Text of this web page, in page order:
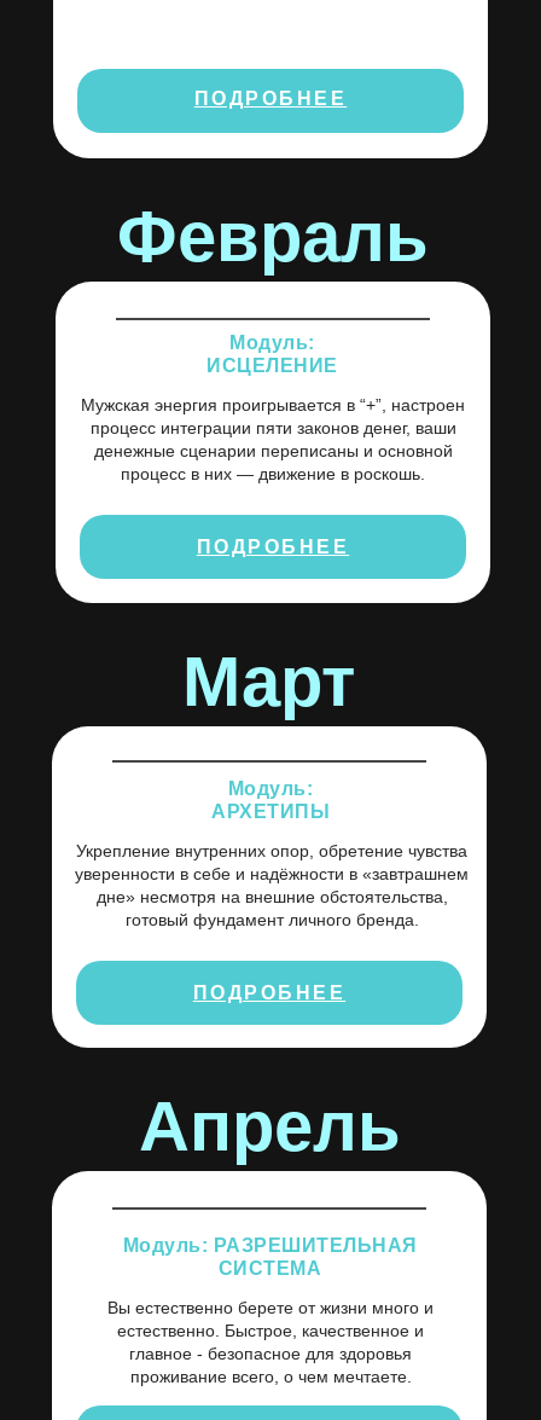
Модуль: РАЗРЕШИТЕЛЬНАЯ
СИСТЕМА
Модуль:
ИСЦЕЛЕНИЕ
Модуль:
АРХЕТИПЫ
Апрель
Февраль
Март
Вы естественно берете от жизни много и
естественно. Быстрое, качественное и
главное - безопасное для здоровья
проживание всего, о чем мечтаете.
Мужская энергия проигрывается в “+”, настроен
процесс интеграции пяти законов денег, ваши
денежные сценарии переписаны и основной
процесс в них — движение в роскошь.
Укрепление внутренних опор, обретение чувства
уверенности в себе и надёжности в «завтрашнем
дне» несмотря на внешние обстоятельства,
готовый фундамент личного бренда.
ПОДРОБНЕЕ
ПОДРОБНЕЕ
ПОДРОБНЕЕ